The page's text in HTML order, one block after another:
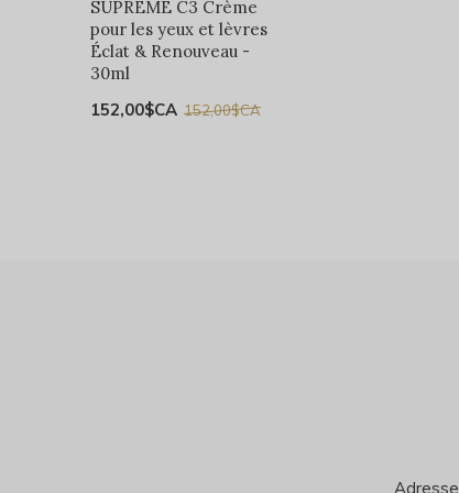
SUPREME C3 Crème
pour les yeux et lèvres
Éclat & Renouveau -
30ml
152,00$CA 152,00$CA